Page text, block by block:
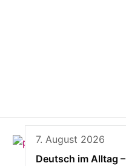
7. August 2026
Deutsch im Alltag –